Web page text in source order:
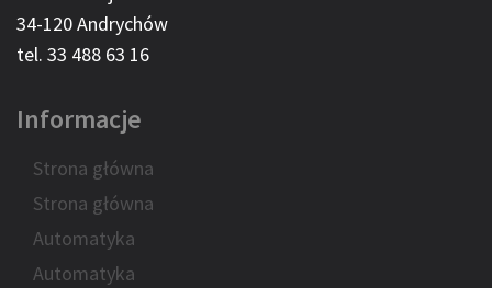
34-120 Andrychów
tel. 33 488 63 16
Informacje
Strona główna
Strona główna
Automatyka
Automatyka